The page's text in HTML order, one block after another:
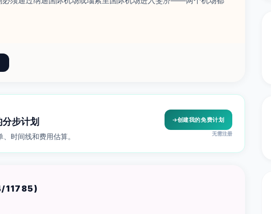
步计划
时间线和费用估算。
创建我的免费计划
无需注册
11785)